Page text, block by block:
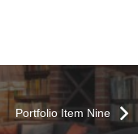
Portfolio Item Nine